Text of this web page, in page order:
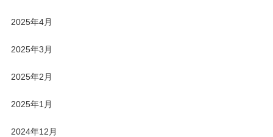
2025年4月
2025年3月
2025年2月
2025年1月
2024年12月